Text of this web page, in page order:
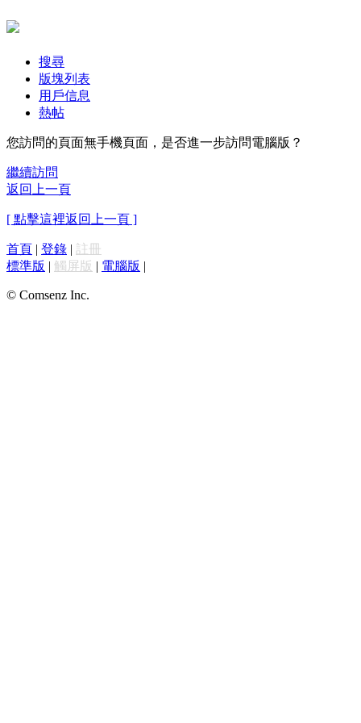
搜尋
版塊列表
用戶信息
熱帖
您訪問的頁面無手機頁面，是否進一步訪問電腦版？
繼續訪問
返回上一頁
[ 點擊這裡返回上一頁 ]
首頁 | 登錄 | 註冊
標準版 | 觸屏版 | 電腦版 |
© Comsenz Inc.